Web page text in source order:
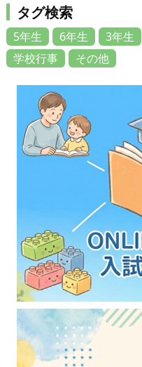
タグ検索
5年生 6年生 3年生
学校行事
その他